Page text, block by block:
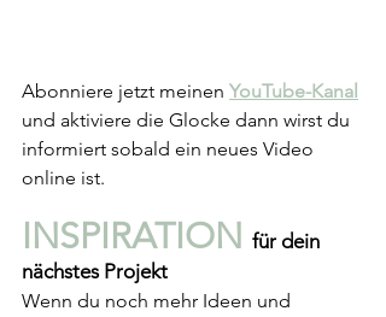
Abonniere jetzt meinen YouTube-Kanal
und aktiviere die Glocke dann wirst du
informiert sobald ein neues Video
online ist.
INSPIRATION für dein
nächstes Projekt
Wenn du noch mehr Ideen und